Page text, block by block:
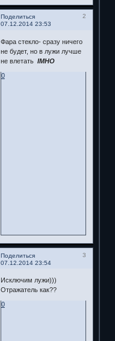
Поделиться
2
07.12.2014 23:53
Фара стекло- сразу ничего
не будет, но в лужи лучше
не влетать IMHO
0
Поделиться
3
07.12.2014 23:54
Исключим лужи)))
Отражатель как??
0